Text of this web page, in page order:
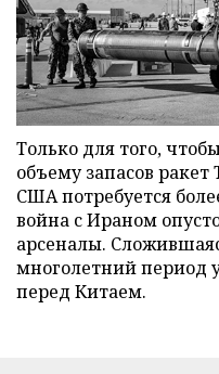
Только для того,
объему запасов
США потребуется
война с Ираном
арсеналы.
многолетний период
перед Китаем.